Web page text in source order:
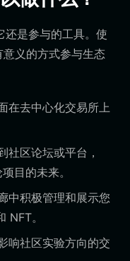
是参与的工具。使
义的方式参与生态
在去中心化交易所上
社区论坛或平台，
目的未来。
中积极管理和展示您
NFT。
响社区实验方向的交